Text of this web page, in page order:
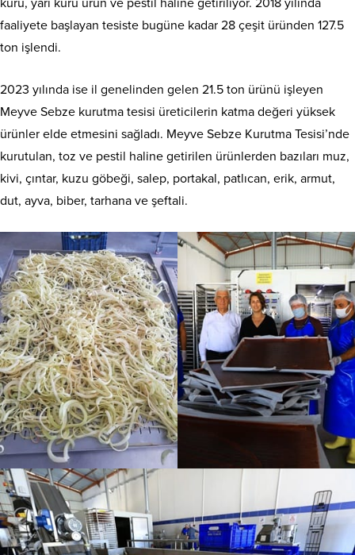
kuru, yarı kuru ürün ve pestil haline getiriliyor. 2018 yılında
faaliyete başlayan tesiste bugüne kadar 28 çeşit üründen 127.5
ton işlendi.
2023 yılında ise il genelinden gelen 21.5 ton ürünü işleyen
Meyve Sebze kurutma tesisi üreticilerin katma değeri yüksek
ürünler elde etmesini sağladı. Meyve Sebze Kurutma Tesisi’nde
kurutulan, toz ve pestil haline getirilen ürünlerden bazıları muz,
kivi, çıntar, kuzu göbeği, salep, portakal, patlıcan, erik, armut,
dut, ayva, biber, tarhana ve şeftali.